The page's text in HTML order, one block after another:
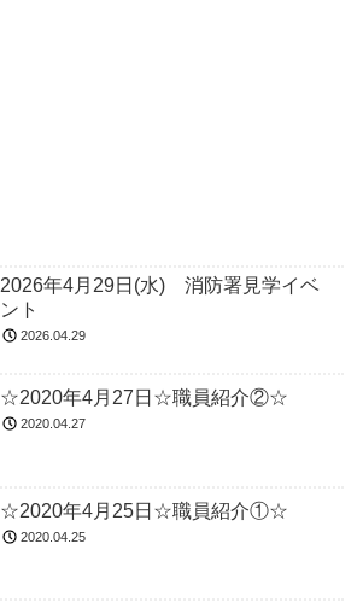
2026年4月29日(水) 消防署見学イベ
ント
2026.04.29
☆2020年4月27日☆職員紹介②☆
2020.04.27
☆2020年4月25日☆職員紹介①☆
2020.04.25